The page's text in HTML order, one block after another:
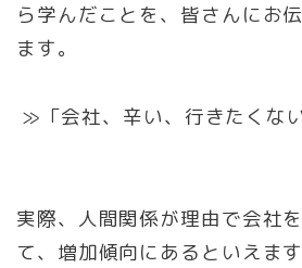
ら学んだことを、皆さんにお
ます。
≫「会社、辛い、行きたくな
実際、人間関係が理由で会社
て、増加傾向にあるといえます